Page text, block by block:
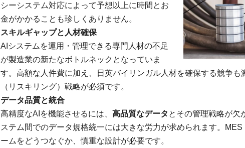
シーシステム対応によって予想以上に時間とお
金がかかることも珍しくありません。
スキルギャップと人材確保
AIシステムを運用・管理できる専門人材の不足
が製造業の新たなボトルネックとなっていま
す。高額な人件費に加え、日英バイリンガル人材を確保する競争
（リスキリング）戦略が必須です。
データ品質と統合
高精度なAIを機能させるには、 高品質なデータ とその管理戦略が欠
ステム間でのデータ規格統一には大きな労力が求められます。
ームをどうつなぐか、慎重な設計が必要です。